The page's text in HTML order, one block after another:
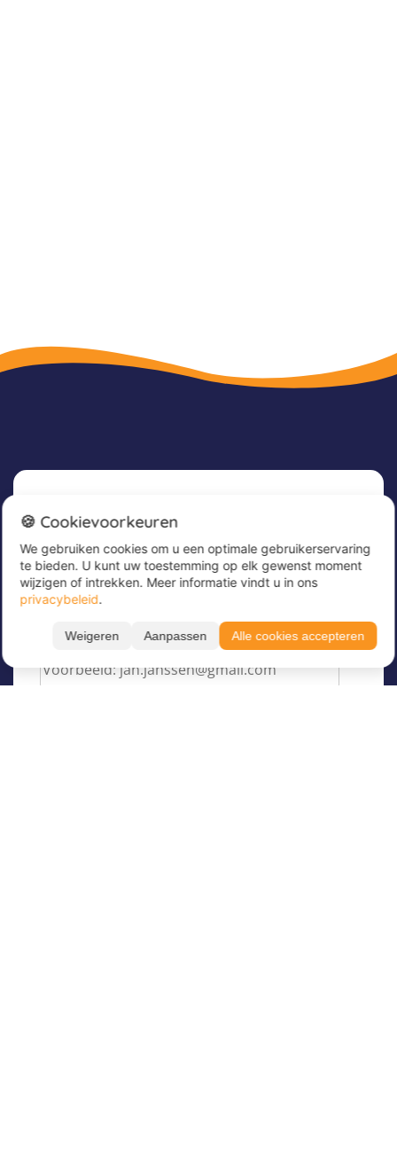
Nieuwsbrief
Meld u nu aan voor onze nieuwsbrief om
geweldige aanbiedingen te ontvangen en op de
hoogte te blijven!
Voer hier uw e-mailadres in*
🍪 Cookievoorkeuren
We gebruiken cookies om u een optimale gebruikerservaring
te bieden. U kunt uw toestemming op elk gewenst moment
wijzigen of intrekken. Meer informatie vindt u in ons
privacybeleid.
Weigeren Aanpassen Alle cookies accepteren